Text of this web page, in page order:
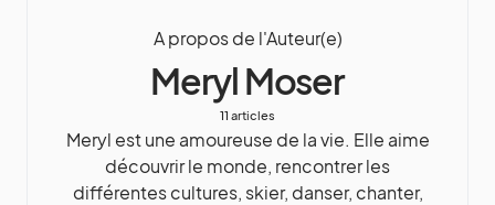
A propos de l'Auteur(e)
Meryl Moser
11 articles
Meryl est une amoureuse de la vie. Elle aime
découvrir le monde, rencontrer les
différentes cultures, skier, danser, chanter,